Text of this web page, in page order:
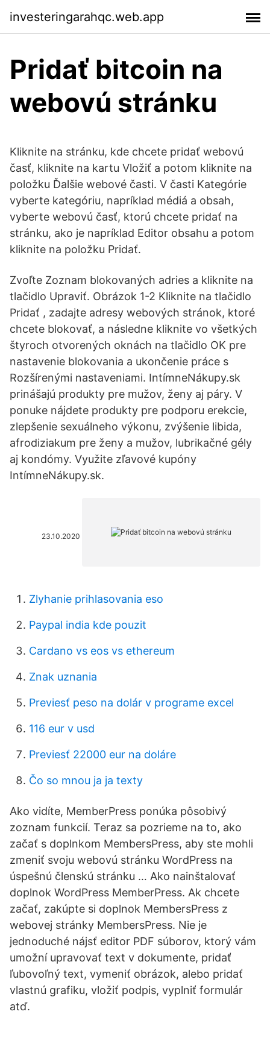
investeringarahqc.web.app
Pridať bitcoin na
webovú stránku
Kliknite na stránku, kde chcete pridať webovú
časť, kliknite na kartu Vložiť a potom kliknite na
položku Ďalšie webové časti. V časti Kategórie
vyberte kategóriu, napríklad médiá a obsah,
vyberte webovú časť, ktorú chcete pridať na
stránku, ako je napríklad Editor obsahu a potom
kliknite na položku Pridať.
Zvoľte Zoznam blokovaných adries a kliknite na
tlačidlo Upraviť. Obrázok 1-2 Kliknite na tlačidlo
Pridať , zadajte adresy webových stránok, ktoré
chcete blokovať, a následne kliknite vo všetkých
štyroch otvorených oknách na tlačidlo OK pre
nastavenie blokovania a ukončenie práce s
Rozšírenými nastaveniami. IntímneNákupy.sk
prinášajú produkty pre mužov, ženy aj páry. V
ponuke nájdete produkty pre podporu erekcie,
zlepšenie sexuálneho výkonu, zvýšenie libida,
afrodiziakum pre ženy a mužov, lubrikačné gély
aj kondómy. Využite zľavové kupóny
IntímneNákupy.sk.
23.10.2020
Zlyhanie prihlasovania eso
Paypal india kde pouzit
Cardano vs eos vs ethereum
Znak uznania
Previesť peso na dolár v programe excel
116 eur v usd
Previesť 22000 eur na doláre
Čo so mnou ja ja texty
Ako vidíte, MemberPress ponúka pôsobivý
zoznam funkcií. Teraz sa pozrieme na to, ako
začať s doplnkom MembersPress, aby ste mohli
zmeniť svoju webovú stránku WordPress na
úspešnú členskú stránku … Ako nainštalovať
doplnok WordPress MemberPress. Ak chcete
začať, zakúpte si doplnok MembersPress z
webovej stránky MembersPress. Nie je
jednoduché nájsť editor PDF súborov, ktorý vám
umožní upravovať text v dokumente, pridať
ľubovoľný text, vymeniť obrázok, alebo pridať
vlastnú grafiku, vložiť podpis, vyplniť formulár
atď.